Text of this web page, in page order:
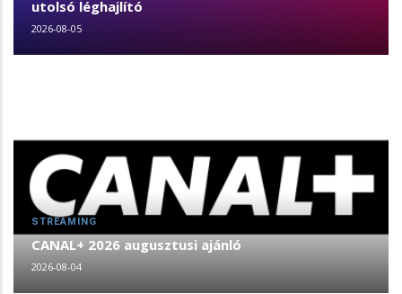
utolsó léghajlító
2026-08-05
STREAMING
CANAL+ 2026 augusztusi ajánló
2026-08-04